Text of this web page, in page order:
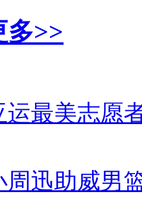
多>>
运最美志愿
周迅助威男